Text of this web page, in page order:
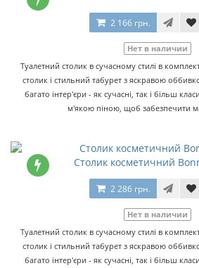
2 166 грн.
Нет в наличии
Туалетний столик в сучасному стилі в
столик і стильний табурет з яскравою
багато інтер'єри - як сучасні, так і більш
м'якою піною, щоб забезпечити
Столик косметичний
2 286 грн.
Нет в наличии
Туалетний столик в сучасному стилі в
столик і стильний табурет з яскравою
багато інтер'єри - як сучасні, так і більш